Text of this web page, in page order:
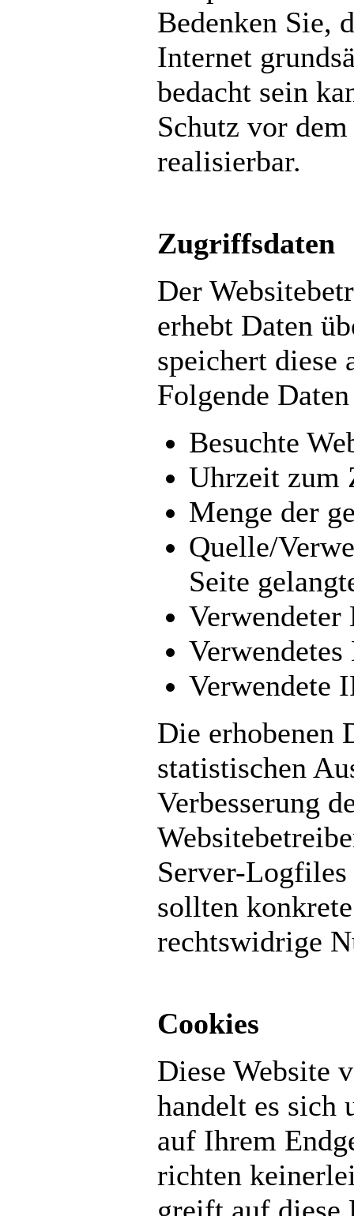
Bedenken Sie,
Internet
bedacht sein
Schutz vor
realisierbar.
Zugriffsdaten
Der
erhebt Daten
speichert
Folgende
Besuchte
Uhrzeit zum
Menge der
Quelle/
Seite
Verwendeter
Verwendete
Die erhobenen
statistischen
Verbesserung
Server-
sollten
rechtswidrige
Cookies
Diese Website
handelt es sich
auf Ihrem
richten